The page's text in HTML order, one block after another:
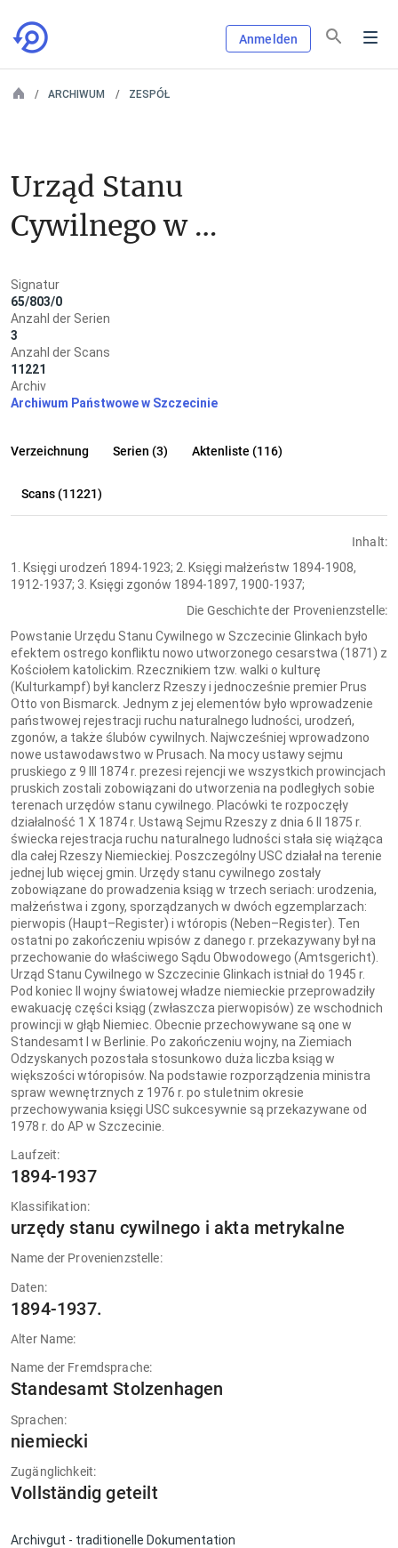
Anmelden
ARCHIWUM ZESPÓŁ
Urząd Stanu
Cywilnego w
Signatur
65/803/0
Anzahl der Serien
3
Anzahl der Scans
11221
Archiv
Archiwum Państwowe w Szczecinie
Verzeichnung Serien (3) Aktenliste (116)
Scans (11221)
Inhalt:
1. Księgi urodzeń 1894-1923; 2. Księgi małżeństw 1894-1908,
1912-1937; 3. Księgi zgonów 1894-1897, 1900-1937;
Die Geschichte der Provenienzstelle:
Powstanie Urzędu Stanu Cywilnego w Szczecinie Glinkach było
efektem ostrego konfliktu nowo utworzonego cesarstwa (1871) z
Kościołem katolickim. Rzecznikiem tzw. walki o kulturę
(Kulturkampf) był kanclerz Rzeszy i jednocześnie premier Prus
Otto von Bismarck. Jednym z jej elementów było wprowadzenie
państwowej rejestracji ruchu naturalnego ludności, urodzeń,
zgonów, a także ślubów cywilnych. Najwcześniej wprowadzono
nowe ustawodawstwo w Prusach. Na mocy ustawy sejmu
pruskiego z 9 III 1874 r. prezesi rejencji we wszystkich prowincjach
pruskich zostali zobowiązani do utworzenia na podległych sobie
terenach urzędów stanu cywilnego. Placówki te rozpoczęły
działalność 1 X 1874 r. Ustawą Sejmu Rzeszy z dnia 6 II 1875 r.
świecka rejestracja ruchu naturalnego ludności stała się wiążąca
dla całej Rzeszy Niemieckiej. Poszczególny USC działał na terenie
jednej lub więcej gmin. Urzędy stanu cywilnego zostały
zobowiązane do prowadzenia ksiąg w trzech seriach: urodzenia,
małżeństwa i zgony, sporządzanych w dwóch egzemplarzach:
pierwopis (Haupt–Register) i wtóropis (Neben–Register). Ten
ostatni po zakończeniu wpisów z danego r. przekazywany był na
przechowanie do właściwego Sądu Obwodowego (Amtsgericht).
Urząd Stanu Cywilnego w Szczecinie Glinkach istniał do 1945 r.
Pod koniec II wojny światowej władze niemieckie przeprowadziły
ewakuację części ksiąg (zwłaszcza pierwopisów) ze wschodnich
prowincji w głąb Niemiec. Obecnie przechowywane są one w
Standesamt I w Berlinie. Po zakończeniu wojny, na Ziemiach
Odzyskanych pozostała stosunkowo duża liczba ksiąg w
większości wtóropisów. Na podstawie rozporządzenia ministra
spraw wewnętrznych z 1976 r. po stuletnim okresie
przechowywania księgi USC sukcesywnie są przekazywane od
1978 r. do AP w Szczecinie.
Laufzeit:
1894-1937
Klassifikation:
urzędy stanu cywilnego i akta metrykalne
Name der Provenienzstelle:
Daten:
1894-1937.
Alter Name:
Name der Fremdsprache:
Standesamt Stolzenhagen
Sprachen:
niemiecki
Zugänglichkeit:
Vollständig geteilt
Archivgut - traditionelle Dokumentation